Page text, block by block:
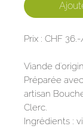
Prix : CHF
Viande
Préparée
artisan
Clerc.
Ingrédients :